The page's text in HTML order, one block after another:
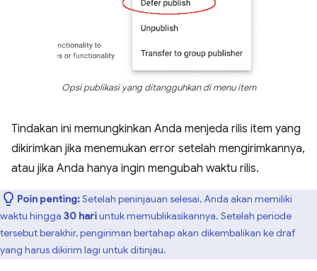
Opsi publikasi yang ditangguhkan di menu item
Tindakan ini memungkinkan Anda menjeda rilis item yang
dikirimkan jika menemukan error setelah mengirimkannya,
atau jika Anda hanya ingin mengubah waktu rilis.
Poin penting:Setelah peninjauan selesai, Anda akan memiliki
waktu hingga 30 hariuntuk memublikasikannya. Setelah periode
tersebut berakhir, pengiriman bertahap akan dikembalikan ke draf
yang harus dikirim lagi untuk ditinjau.